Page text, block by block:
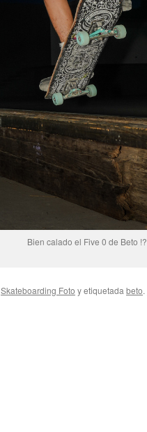
Bien calado el Five 0 de Beto !?
Skateboarding Foto y etiquetada beto.